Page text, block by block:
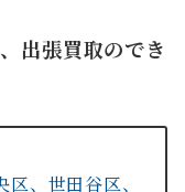
出張買取のでき
区、 世田谷区、